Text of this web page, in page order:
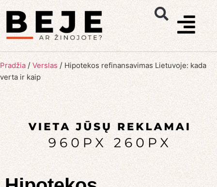
Pradžia / Verslas / Hipotekos refinansavimas Lietuvoje: kada
verta ir kaip